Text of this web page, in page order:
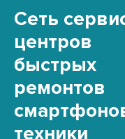
ул.
Сеть
центров
быстрых
ремонтов
техники